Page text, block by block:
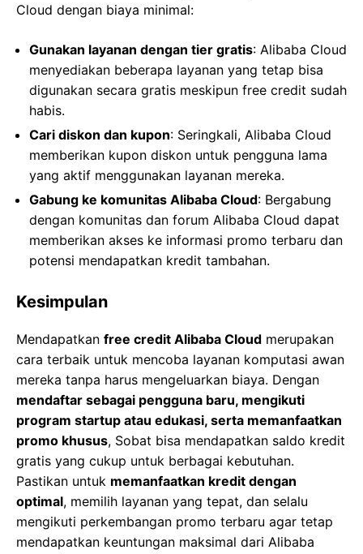
Cloud dengan biaya minimal:
Gunakan layanan dengan tier gratis: Alibaba Cloud
menyediakan beberapa layanan yang tetap bisa
digunakan secara gratis meskipun free credit sudah
habis.
Cari diskon dan kupon: Seringkali, Alibaba Cloud
memberikan kupon diskon untuk pengguna lama
yang aktif menggunakan layanan mereka.
Gabung ke komunitas Alibaba Cloud: Bergabung
dengan komunitas dan forum Alibaba Cloud dapat
memberikan akses ke informasi promo terbaru dan
potensi mendapatkan kredit tambahan.
Kesimpulan
Mendapatkan free credit Alibaba Cloud merupakan
cara terbaik untuk mencoba layanan komputasi awan
mereka tanpa harus mengeluarkan biaya. Dengan
mendaftar sebagai pengguna baru, mengikuti
program startup atau edukasi, serta memanfaatkan
promo khusus, Sobat bisa mendapatkan saldo kredit
gratis yang cukup untuk berbagai kebutuhan.
Pastikan untuk memanfaatkan kredit dengan
optimal, memilih layanan yang tepat, dan selalu
mengikuti perkembangan promo terbaru agar tetap
mendapatkan keuntungan maksimal dari Alibaba